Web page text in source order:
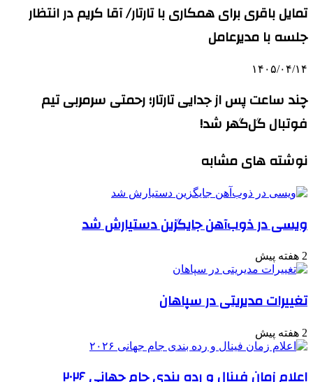
تمایل باقری برای همکاری با تارتار/ آقا کریم در انتظار
جلسه با مدیرعامل
۱۴۰۵/۰۴/۱۴
چند ساعت پس از جدایی تارتار؛ رحمتی سرمربی تیم
فوتبال گل‌گهر شد!
نوشته های مشابه
ویسی در ذوب‌آهن جایگزین دستیارش شد
2 هفته پیش
تغییرات مدیریتی در سپاهان
2 هفته پیش